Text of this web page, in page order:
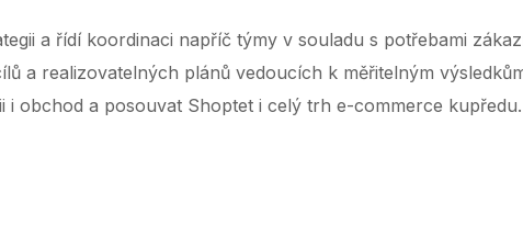
a řídí koordinaci napříč týmy v souladu s potřebami
a realizovatelných plánů vedoucích k měřitelným
obchod a posouvat Shoptet i celý trh e-commerce kupředu.